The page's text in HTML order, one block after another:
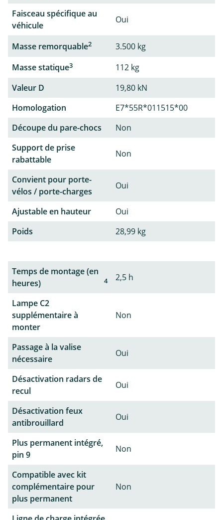
Faisceau spécifique au
véhicule
Oui
Masse remorquable2
3.500 kg
Masse statique3
112 kg
Valeur D
19,80 kN
Homologation
E7*55R*011515*00
Découpe du pare-chocs
Non
Support de prise
rabattable
Non
Convient pour porte-
vélos / porte-charges
Oui
Ajustable en hauteur
Oui
Poids
28,99 kg
Temps de montage (en
heures)
4 2,5 h
Lampe C2
supplémentaire à
monter
Non
Passage à la valise
nécessaire
Oui
Désactivation radars de
recul
Oui
Désactivation feux
antibrouillard
Oui
Plus permanent intégré,
pin 9
Non
Compatible avec kit
complémentaire pour
plus permanent
Non